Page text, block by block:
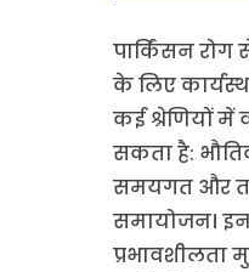
पार्किंसन रोग
के लिए
कई श्रेणियों में
सकता है:
समयगत और
समायोजन।
प्रभावशीलता